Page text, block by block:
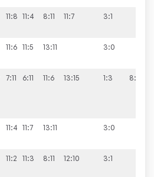
11:8 11:4 8:11 11:7 3:1
11:6 11:5 13:11 3:0
7:11 6:11 11:6 13:15 1:3 8:5
11:4 11:7 13:11 3:0
11:2 11:3 8:11 12:10 3:1